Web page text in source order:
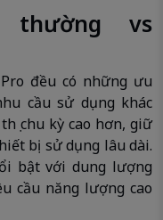
thường vs
đều có những ưu
cầu sử dụng khác
chu kỳ cao hơn, giữ
bị sử dụng lâu dài.
bật với dung lượng
cầu năng lượng cao